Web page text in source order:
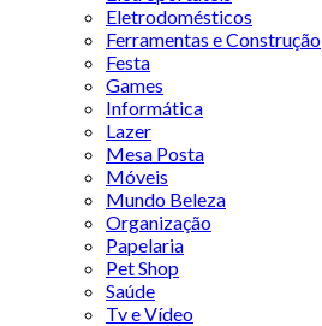
Eletrodomésticos
Ferramentas e Construção
Festa
Games
Informática
Lazer
Mesa Posta
Móveis
Mundo Beleza
Organização
Papelaria
Pet Shop
Saúde
Tv e Vídeo